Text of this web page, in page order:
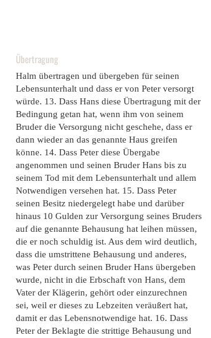
Übertragung
Halm übertragen und übergeben für seinen
Lebensunterhalt und dass er von Peter versorgt
würde. 13. Dass Hans diese Übertragung mit der
Bedingung getan hat, wenn ihm von seinem
Bruder die Versorgung nicht geschehe, dass er
dann wieder an das genannte Haus greifen
könne. 14. Dass Peter diese Übergabe
angenommen und seinen Bruder Hans bis zu
seinem Tod mit dem Lebensunterhalt und allem
Notwendigen versehen hat. 15. Dass Peter
seinen Besitz niedergelegt habe und darüber
hinaus 10 Gulden zur Versorgung seines Bruders
auf die genannte Behausung hat leihen müssen,
die er noch schuldig ist. Aus dem wird deutlich,
dass die umstrittene Behausung und anderes,
was Peter durch seinen Bruder Hans übergeben
wurde, nicht in die Erbschaft von Hans, dem
Vater der Klägerin, gehört oder einzurechnen
sei, weil er dieses zu Lebzeiten veräußert hat,
damit er das Lebensnotwendige hat. 16. Dass
Peter der Beklagte die strittige Behausung und